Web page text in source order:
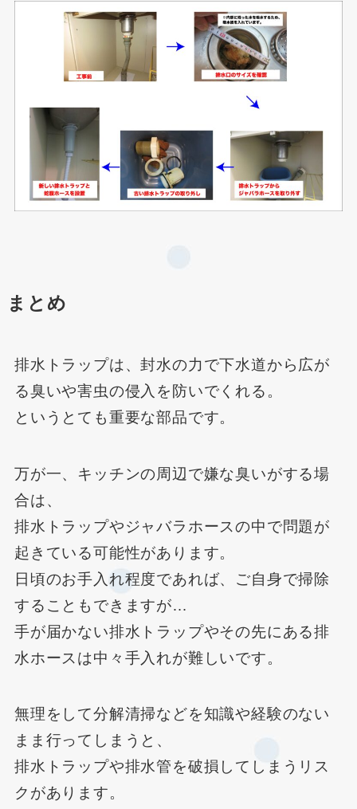
まとめ
排水トラップは、封水の力で下水道から広が
る臭いや害虫の侵入を防いでくれる。
というとても重要な部品です。
万が一、キッチンの周辺で嫌な臭いがする場
合は、
排水トラップやジャバラホースの中で問題が
起きている可能性があります。
日頃のお手入れ程度であれば、ご自身で掃除
することもできますが…
手が届かない排水トラップやその先にある排
水ホースは中々手入れが難しいです。
無理をして分解清掃などを知識や経験のない
まま行ってしまうと、
排水トラップや排水管を破損してしまうリス
クがあります。